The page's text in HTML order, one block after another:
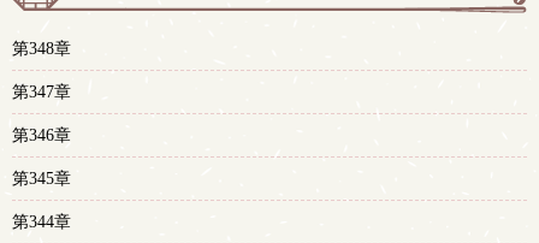
第348章
第347章
第346章
第345章
第344章